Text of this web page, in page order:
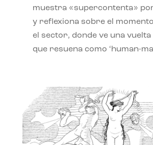
muestra «supercontenta»
y reflexiona sobre el
el sector, donde ve una vuelta
que resuena como ‘human-